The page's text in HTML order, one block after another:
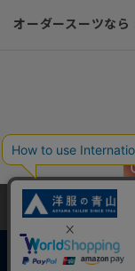
オーダースーツなら
当サイトでは、快適な
しています。閲覧を続